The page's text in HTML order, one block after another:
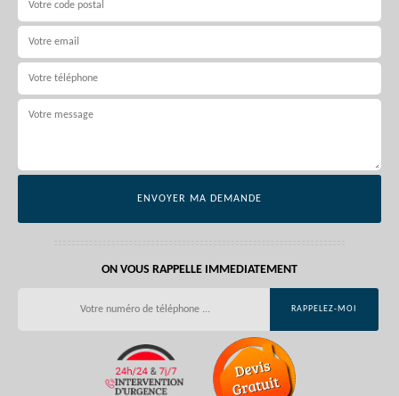
ON VOUS RAPPELLE IMMEDIATEMENT